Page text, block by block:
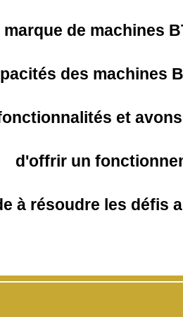
marque de machines
des machines
et
d'offrir un
à résoudre les